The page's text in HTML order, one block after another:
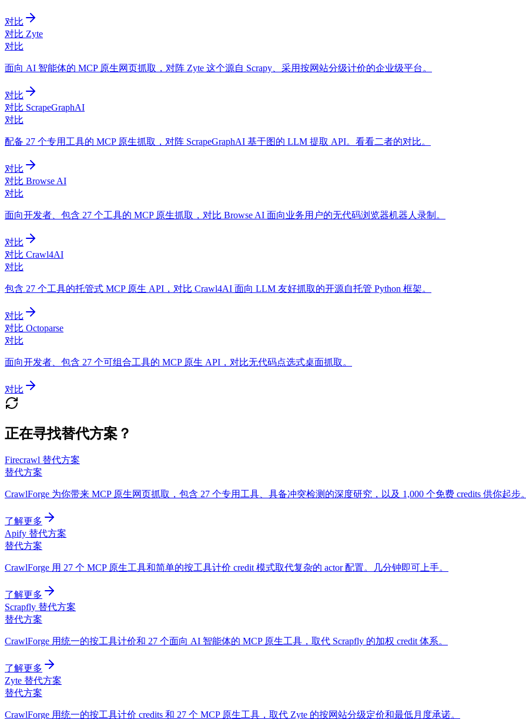
对比
对比 Zyte
对比
面向 AI 智能体的 MCP 原生网页抓取，对阵 Zyte 这个源自 Scrapy、采用按网站分级计价的企业级平台。
对比
对比 ScrapeGraphAI
对比
配备 27 个专用工具的 MCP 原生抓取，对阵 ScrapeGraphAI 基于图的 LLM 提取 API。看看二者的对比。
对比
对比 Browse AI
对比
面向开发者、包含 27 个工具的 MCP 原生抓取，对比 Browse AI 面向业务用户的无代码浏览器机器人录制。
对比
对比 Crawl4AI
对比
包含 27 个工具的托管式 MCP 原生 API，对比 Crawl4AI 面向 LLM 友好抓取的开源自托管 Python 框架。
对比
对比 Octoparse
对比
面向开发者、包含 27 个可组合工具的 MCP 原生 API，对比无代码点选式桌面抓取。
对比
正在寻找替代方案？
Firecrawl 替代方案
替代方案
CrawlForge 为你带来 MCP 原生网页抓取，包含 27 个专用工具、具备冲突检测的深度研究，以及 1,000 个免费 credits 供你起步。
了解更多
Apify 替代方案
替代方案
CrawlForge 用 27 个 MCP 原生工具和简单的按工具计价 credit 模式取代复杂的 actor 配置。几分钟即可上手。
了解更多
Scrapfly 替代方案
替代方案
CrawlForge 用统一的按工具计价和 27 个面向 AI 智能体的 MCP 原生工具，取代 Scrapfly 的加权 credit 体系。
了解更多
Zyte 替代方案
替代方案
CrawlForge 用统一的按工具计价 credits 和 27 个 MCP 原生工具，取代 Zyte 的按网站分级定价和最低月度承诺。